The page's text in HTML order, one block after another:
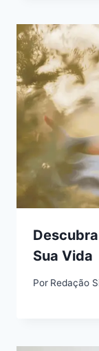
Sua Vida
Por Redação